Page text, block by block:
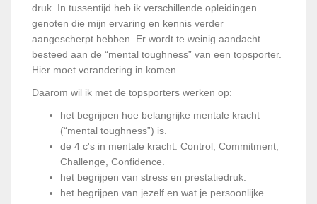
druk. In tussentijd heb ik verschillende opleidingen
genoten die mijn ervaring en kennis verder
aangescherpt hebben. Er wordt te weinig aandacht
besteed aan de “mental toughness” van een topsporter.
Hier moet verandering in komen.
Daarom wil ik met de topsporters werken op:
het begrijpen hoe belangrijke mentale kracht
(“mental toughness”) is.
de 4 c's in mentale kracht: Control, Commitment,
Challenge, Confidence.
het begrijpen van stress en prestatiedruk.
het begrijpen van jezelf en wat je persoonlijke